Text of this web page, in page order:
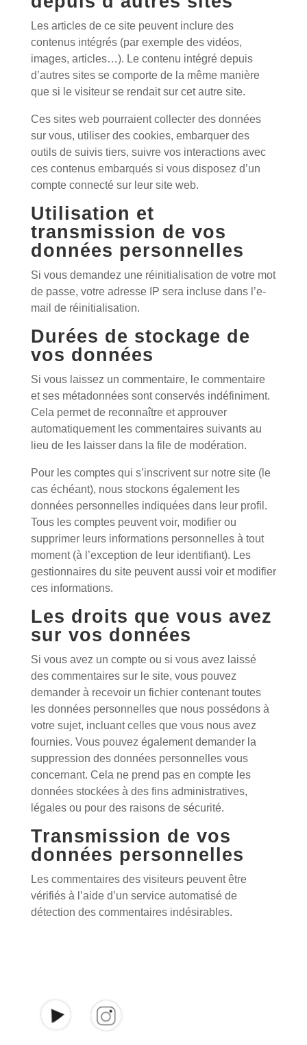
Les articles de ce site peuvent inclure des
contenus intégrés (par exemple des vidéos,
images, articles…). Le contenu intégré depuis
d’autres sites se comporte de la même manière
que si le visiteur se rendait sur cet autre site.
Ces sites web pourraient collecter des données
sur vous, utiliser des cookies, embarquer des
outils de suivis tiers, suivre vos interactions avec
ces contenus embarqués si vous disposez d’un
compte connecté sur leur site web.
Utilisation et
transmission de vos
données personnelles
Si vous demandez une réinitialisation de votre mot
de passe, votre adresse IP sera incluse dans l’e-
mail de réinitialisation.
Durées de stockage de
vos données
Si vous laissez un commentaire, le commentaire
et ses métadonnées sont conservés indéfiniment.
Cela permet de reconnaître et approuver
automatiquement les commentaires suivants au
lieu de les laisser dans la file de modération.
Pour les comptes qui s’inscrivent sur notre site (le
cas échéant), nous stockons également les
données personnelles indiquées dans leur profil.
Tous les comptes peuvent voir, modifier ou
supprimer leurs informations personnelles à tout
moment (à l’exception de leur identifiant). Les
gestionnaires du site peuvent aussi voir et modifier
ces informations.
Les droits que vous avez
sur vos données
Si vous avez un compte ou si vous avez laissé
des commentaires sur le site, vous pouvez
demander à recevoir un fichier contenant toutes
les données personnelles que nous possédons à
votre sujet, incluant celles que vous nous avez
fournies. Vous pouvez également demander la
suppression des données personnelles vous
concernant. Cela ne prend pas en compte les
données stockées à des fins administratives,
légales ou pour des raisons de sécurité.
Transmission de vos
données personnelles
Les commentaires des visiteurs peuvent être
vérifiés à l’aide d’un service automatisé de
détection des commentaires indésirables.